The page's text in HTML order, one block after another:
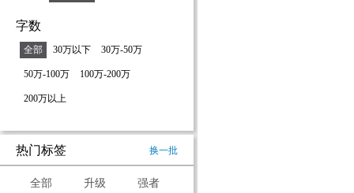
字数
全部 30万以下 30万-50万
50万-100万 100万-200万
200万以上
热门标签 换一批
全部 升级 强者